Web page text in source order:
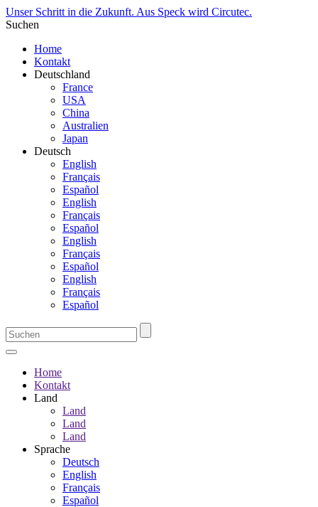
Unser Schritt in die Zukunft. Aus Speck wird Circutec.
Suchen
Home
Kontakt
Deutschland
France
USA
China
Australien
Japan
Deutsch
English
Français
Español
English
Français
Español
English
Français
Español
English
Français
Español
Home
Kontakt
Land
Land
Land
Land
Sprache
Deutsch
English
Français
Español